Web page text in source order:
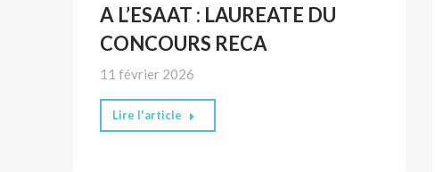
A L’ESAAT : LAUREATE DU
CONCOURS RECA
11 février 2026
Lire l'article